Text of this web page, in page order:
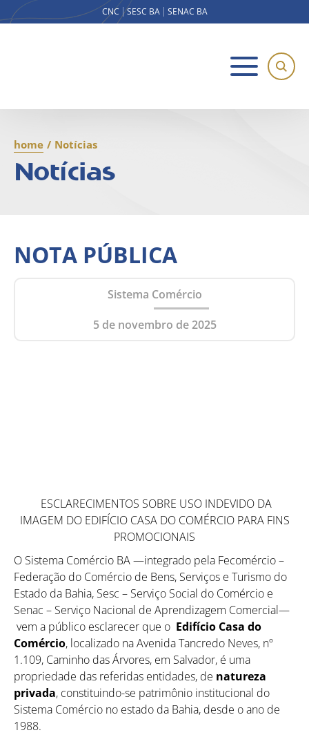
CNC SESC BA SENAC BA
home / Notícias
Notícias
NOTA PÚBLICA
Sistema Comércio
5 de novembro de 2025
ESCLARECIMENTOS SOBRE USO INDEVIDO DA
IMAGEM DO EDIFÍCIO CASA DO COMÉRCIO PARA FINS
PROMOCIONAIS
O Sistema Comércio BA —integrado pela Fecomércio –
Federação do Comércio de Bens, Serviços e Turismo do
Estado da Bahia, Sesc – Serviço Social do Comércio e
Senac – Serviço Nacional de Aprendizagem Comercial—
vem a público esclarecer que o Edifício Casa do
Comércio, localizado na Avenida Tancredo Neves, nº
1.109, Caminho das Árvores, em Salvador, é uma
propriedade das referidas entidades, de natureza
privada, constituindo-se patrimônio institucional do
Sistema Comércio no estado da Bahia, desde o ano de
1988.